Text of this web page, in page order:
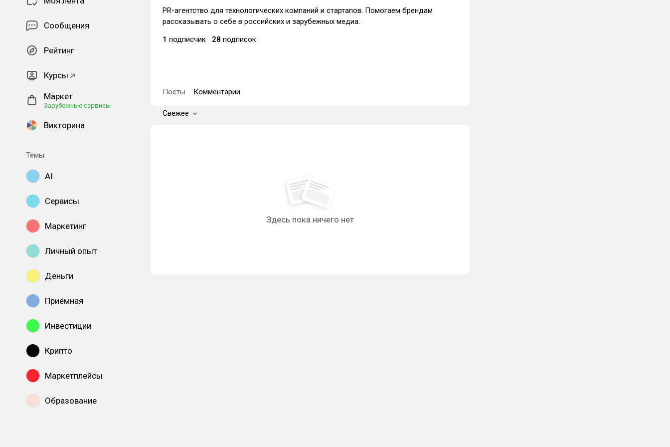
Сообщения
Рейтинг
Курсы
Маркет
Зарубежные сервисы
Викторина
Темы
AI
Сервисы
Маркетинг
Личный опыт
Деньги
Приёмная
Инвестиции
Крипто
Маркетплейсы
Образование
PR-агентство для технологических компаний и стартапов. Помогаем брендам
рассказывать о себе в российских и зарубежных медиа.
1 подписчик 28 подписок
Посты Комментарии
Свежее
Здесь пока ничего нет